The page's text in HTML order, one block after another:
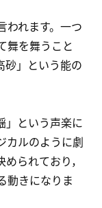
われます。一つ
舞を舞うこと
砂」という能の
」という声楽に
カルのように劇
られており，
動きになりま